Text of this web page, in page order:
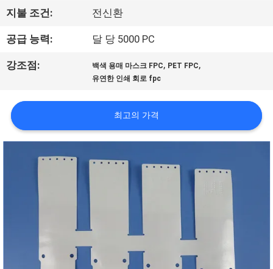
관
한
것
공
장
지불 조건: 전신환
공급 능력: 달 당 5000 PC
강조점: 백색 용매 마스크 FPC, PET FPC,
유연한 인쇄 회로 fpc
최고의 가격